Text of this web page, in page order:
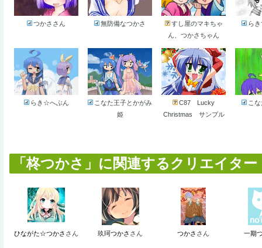
つかささん 無防備なつかさ
すし屋のマキちゃ
ん、つかさちゃん
ら
らき☆へぶん
こなた王子とかがみ
姫
C87 Lucky
Christmas サンプル
こ
「柊つかさ」に関連するクリエイター
ひながた☆つかさ さん 玖珂つかさ さん つかさ さん 一期